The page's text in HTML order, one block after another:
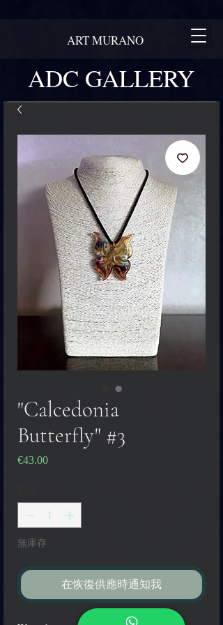
ADC GALLERY
ART MURANO
"Calcedonia
Butterfly" #3
€43.00價
無庫存
在恢復供應時通知我